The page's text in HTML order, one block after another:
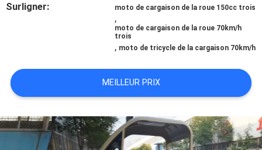
CONTACTEZ-
NOUVELLES
UNE
Surligner: moto de cargaison de la roue 150cc trois
,
moto de cargaison de la roue 70km/h
trois
, moto de tricycle de la cargaison 70km/h
MEILLEUR PRIX